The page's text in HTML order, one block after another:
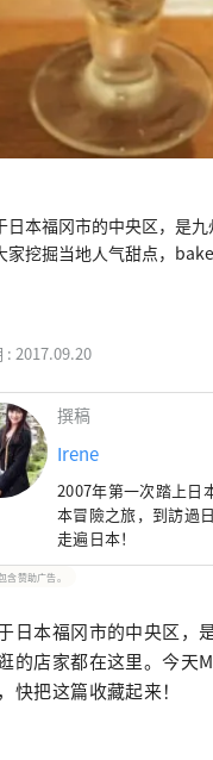
日本福冈市的中央区，是
家挖掘当地人气甜点，
: 2017.09.20
撰稿
Irene
2007年第一次踏上日
本冒險之旅，到訪過
走遍日本！
含赞助广告。
日本福冈市的中央区，
的店家都在这里。今天
快把这篇收藏起来！